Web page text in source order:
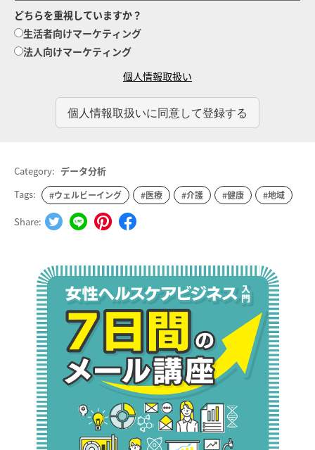
どちらを重視していますか？
生活者向けマーケティング
法人向けマーケティング
個人情報取扱い
Category: データ分析
Tags:
#ウェルビーイング #医療 #介護 #健康 #地域
Share: